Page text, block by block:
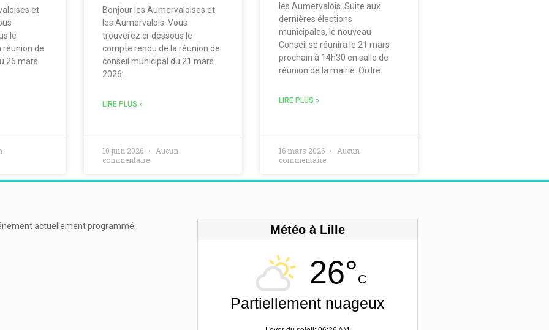
et
le
réunion de
26 mars
Bonjour les Aumervaloises et
les Aumervalois. Vous
trouverez ci-dessous le
compte rendu de la réunion de
conseil municipal du 21 mars
2026.
LIRE PLUS »
10 juin 2026
Aucun
commentaire
les Aumervalois. Suite aux
dernières élections
municipales, le nouveau
Conseil se réunira le 21 mars
prochain à 14h30 en salle de
réunion de la mairie. Ordre
LIRE PLUS »
16 mars 2026
Aucun
commentaire
actuellement programmé. Météo à Lille
26°C
Partiellement nuageux